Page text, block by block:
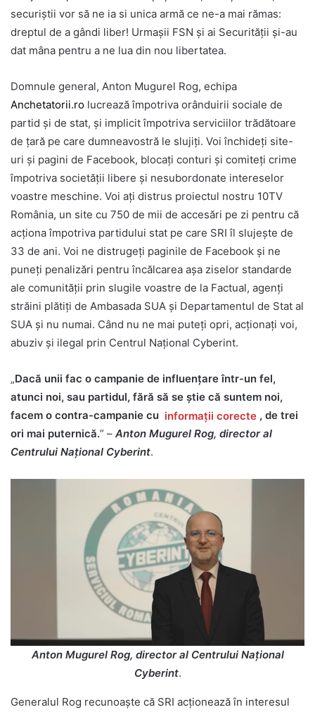
securiștii vor să ne ia si unica armă ce ne-a mai rămas:
dreptul de a gândi liber! Urmașii FSN și ai Securității și-au
dat mâna pentru a ne lua din nou libertatea.
Domnule general, Anton Mugurel Rog, echipa
Anchetatorii.ro lucrează împotriva orânduirii sociale de
partid și de stat, și implicit împotriva serviciilor trădătoare
de țară pe care dumneavostră le slujiți. Voi închideți site-
uri și pagini de Facebook, blocați conturi și comiteți crime
împotriva societății libere și nesubordonate intereselor
voastre meschine. Voi ați distrus proiectul nostru 10TV
România, un site cu 750 de mii de accesări pe zi pentru că
acționa împotriva partidului stat pe care SRI îl slujește de
33 de ani. Voi ne distrugeți paginile de Facebook și ne
puneți penalizări pentru încălcarea așa ziselor standarde
ale comunității prin slugile voastre de la Factual, agenți
străini plătiți de Ambasada SUA și Departamentul de Stat al
SUA și nu numai. Când nu ne mai puteți opri, acționați voi,
abuziv și ilegal prin Centrul Naţional Cyberint.
„Dacă unii fac o campanie de influențare într-un fel,
atunci noi, sau partidul, fără să se știe că suntem noi,
facem o contra-campanie cu informații corecte , de trei
ori mai puternică.” – Anton Mugurel Rog, director al
Centrului Naţional Cyberint.
Anton Mugurel Rog, director al Centrului Naţional
Cyberint.
Generalul Rog recunoaște că SRI acționează în interesul